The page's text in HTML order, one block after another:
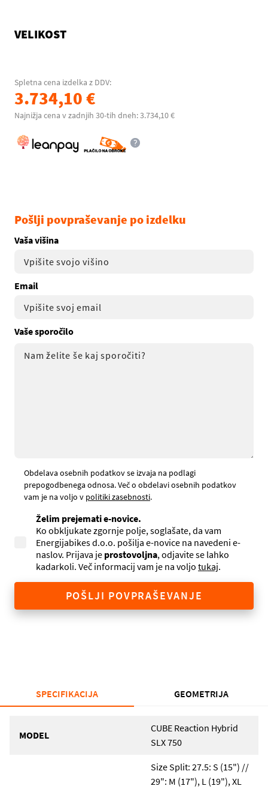
VELIKOST
Spletna cena izdelka z DDV:
3.734,10 €
Najnižja cena v zadnjih 30-tih dneh: 3.734,10 €
Pošlji povpraševanje po izdelku
Vaša višina
Email
Vaše sporočilo
Obdelava osebnih podatkov se izvaja na podlagi
prepogodbenega odnosa. Več o obdelavi osebnih podatkov
vam je na voljo v politiki zasebnosti.
Želim prejemati e-novice.
Ko obkljukate zgornje polje, soglašate, da vam
Energijabikes d.o.o. pošilja e-novice na navedeni e-
naslov. Prijava je prostovoljna, odjavite se lahko
kadarkoli. Več informacij vam je na voljo tukaj.
POŠLJI POVPRAŠEVANJE
SPECIFIKACIJA GEOMETRIJA
MODEL
CUBE Reaction Hybrid
SLX 750
Size Split: 27.5: S (15") //
29": M (17"), L (19"), XL